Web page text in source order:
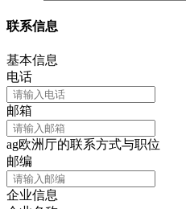
联系信息
基本信息
电话
邮箱
ag欧洲厅的联系方式与职位
邮编
企业信息